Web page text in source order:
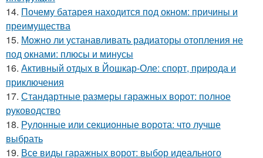
14. Почему батарея находится под окном: причины и
преимущества
15. Можно ли устанавливать радиаторы отопления не
под окнами: плюсы и минусы
16. Активный отдых в Йошкар-Оле: спорт, природа и
приключения
17. Стандартные размеры гаражных ворот: полное
руководство
18. Рулонные или секционные ворота: что лучше
выбрать
19. Все виды гаражных ворот: выбор идеального